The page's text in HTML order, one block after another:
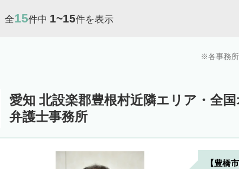
全15件中 1~15件を表示
各事務
愛知 北設楽郡豊根村近隣エリア・全
弁護士事務所
【豊橋